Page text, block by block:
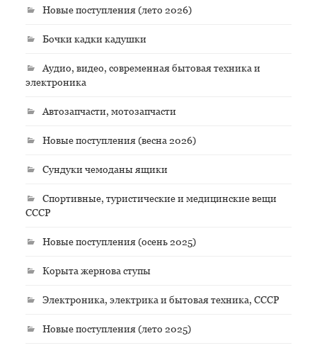
Новые поступления (лето 2026)
Бочки кадки кадушки
Аудио, видео, современная бытовая техника и
электроника
Автозапчасти, мотозапчасти
Новые поступления (весна 2026)
Сундуки чемоданы ящики
Спортивные, туристические и медицинские вещи
СССР
Новые поступления (осень 2025)
Корыта жернова ступы
Электроника, электрика и бытовая техника, СССР
Новые поступления (лето 2025)